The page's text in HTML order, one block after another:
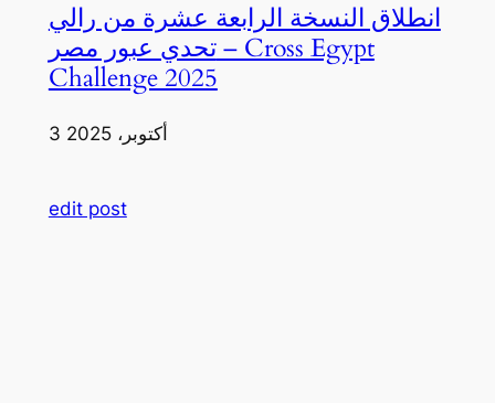
انطلاق النسخة الرابعة عشرة من رالي
تحدي عبور مصر – Cross Egypt
Challenge 2025
3 أكتوبر، 2025
edit post